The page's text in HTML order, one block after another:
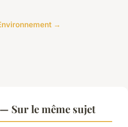
→
Sur le même sujet